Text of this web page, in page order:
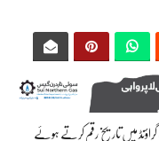
گراؤنڈ میں تاریخ رقم کرتے ہوئے